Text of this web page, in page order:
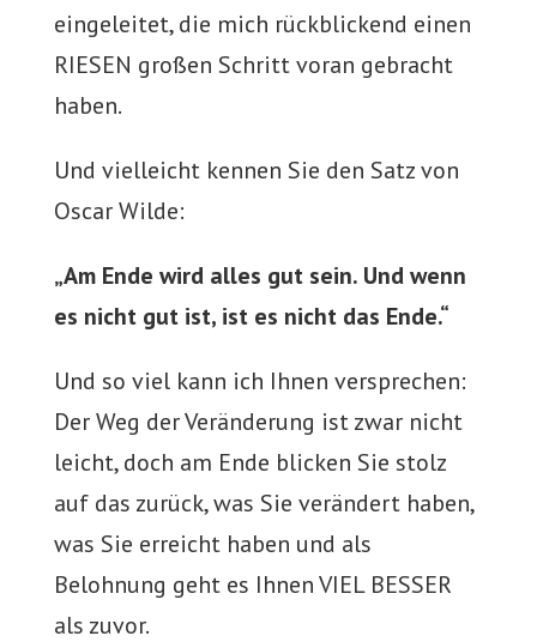
eingeleitet, die mich rückblickend einen
RIESEN großen Schritt voran gebracht
haben.
Und vielleicht kennen Sie den Satz von
Oscar Wilde:
„Am Ende wird alles gut sein. Und wenn
es nicht gut ist, ist es nicht das Ende.“
Und so viel kann ich Ihnen versprechen:
Der Weg der Veränderung ist zwar nicht
leicht, doch am Ende blicken Sie stolz
auf das zurück, was Sie verändert haben,
was Sie erreicht haben und als
Belohnung geht es Ihnen VIEL BESSER
als zuvor.